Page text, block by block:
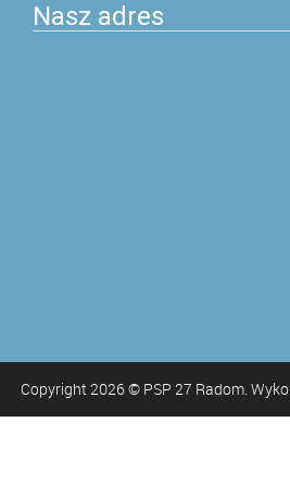
Nasz adres
Copyright2026© PSP 27 Radom.